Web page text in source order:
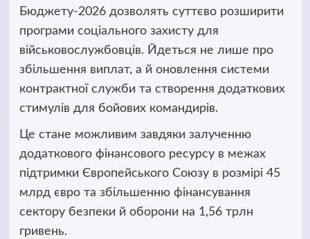
Бюджету-2026 дозволять суттєво розширити
програми соціального захисту для
військовослужбовців. Йдеться не лише про
збільшення виплат, а й оновлення системи
контрактної служби та створення додаткових
стимулів для бойових командирів.
Це стане можливим завдяки залученню
додаткового фінансового ресурсу в межах
підтримки Європейського Союзу в розмірі 45
млрд євро та збільшенню фінансування
сектору безпеки й оборони на 1,56 трлн
гривень.